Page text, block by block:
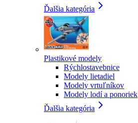
Ďalšia kategória
Plastikové modely
Rýchlostavebnice
Modely lietadiel
Modely vrtuľníkov
Modely lodí a ponoriek
Ďalšia kategória